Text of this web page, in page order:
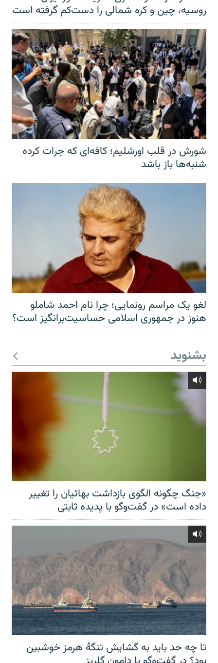
روسیه، چین و کره شمالی را دست‌کم گرفته است
شورش در قلب اورشلیم؛ کافه‌ای که جرات کرده
شنبه‌ها باز باشد
لغو یک مراسم رونمایی؛ چرا نام احمد شاملو
هنوز در جمهوری اسلامی حساسیت‌برانگیز است؟
بشنوید
«جنگ چگونه الگوی بازداشت بهائیان را تغییر
داده است» در گفت‌وگو با پدیده ثابتی
تا چه حد باید به گشایش تنگهٔ هرمز خوشبین